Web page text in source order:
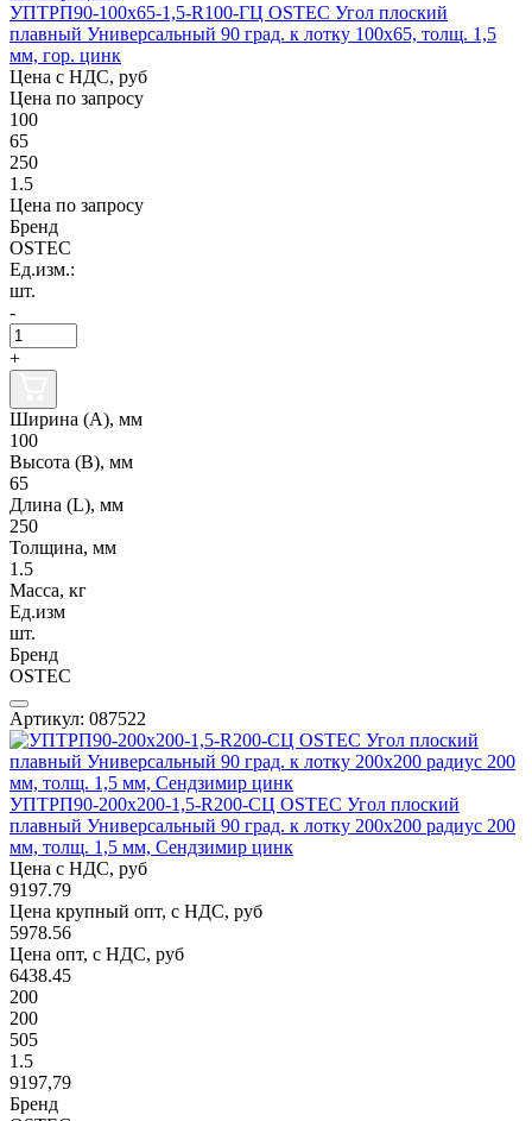
УПТРП90-100х65-1,5-R100-ГЦ OSTEC Угол плоский
плавный Универсальный 90 град. к лотку 100х65, толщ. 1,5
мм, гор. цинк
Цена с НДС, руб
Цена по запросу
100
65
250
1.5
Цена по запросу
Бренд
OSTEC
Ед.изм.:
шт.
-
+
Ширина (А), мм
100
Высота (В), мм
65
Длина (L), мм
250
Толщина, мм
1.5
Масса, кг
Ед.изм
шт.
Бренд
OSTEC
Артикул: 087522
УПТРП90-200х200-1,5-R200-СЦ OSTEC Угол плоский
плавный Универсальный 90 град. к лотку 200х200 радиус 200
мм, толщ. 1,5 мм, Сендзимир цинк
Цена с НДС, руб
9197.79
Цена крупный опт, с НДС, руб
5978.56
Цена опт, с НДС, руб
6438.45
200
200
505
1.5
9197,79
Бренд